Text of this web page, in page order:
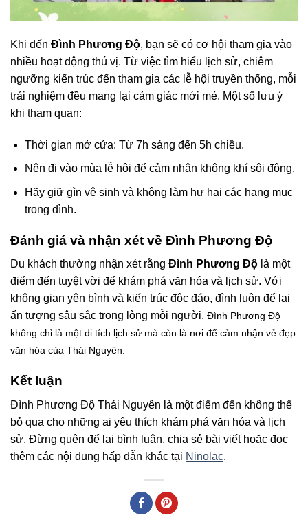
Khi đến Đình Phương Độ, bạn sẽ có cơ hội tham gia vào
nhiều hoạt động thú vị. Từ việc tìm hiểu lịch sử, chiêm
ngưỡng kiến trúc đến tham gia các lễ hội truyền thống, mỗi
trải nghiệm đều mang lại cảm giác mới mẻ. Một số lưu ý
khi tham quan:
Thời gian mở cửa: Từ 7h sáng đến 5h chiều.
Nên đi vào mùa lễ hội để cảm nhận không khí sôi động.
Hãy giữ gìn vệ sinh và không làm hư hại các hạng mục
trong đình.
Đánh giá và nhận xét về Đình Phương Độ
Du khách thường nhận xét rằng Đình Phương Độ là một
điểm đến tuyệt vời để khám phá văn hóa và lịch sử. Với
không gian yên bình và kiến trúc độc đáo, đình luôn để lại
ấn tượng sâu sắc trong lòng mỗi người. Đình Phương Độ
không chỉ là một di tích lịch sử mà còn là nơi để cảm nhận vẻ đẹp
văn hóa của Thái Nguyên.
Kết luận
Đình Phương Độ Thái Nguyên là một điểm đến không thể
bỏ qua cho những ai yêu thích khám phá văn hóa và lịch
sử. Đừng quên để lại bình luận, chia sẻ bài viết hoặc đọc
thêm các nội dung hấp dẫn khác tại Ninolac.